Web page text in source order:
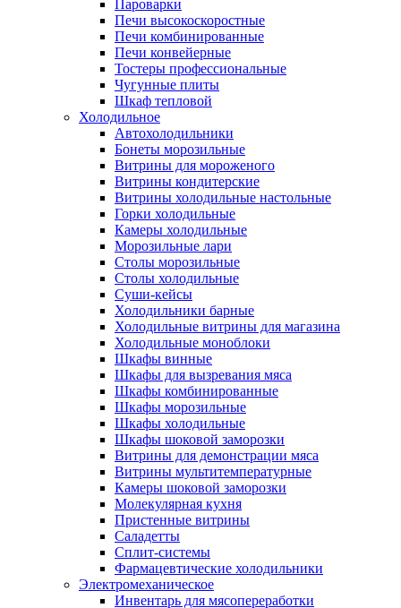
Пароварки
Печи высокоскоростные
Печи комбинированные
Печи конвейерные
Тостеры профессиональные
Чугунные плиты
Шкаф тепловой
Холодильное
Автохолодильники
Бонеты морозильные
Витрины для мороженого
Витрины кондитерские
Витрины холодильные настольные
Горки холодильные
Камеры холодильные
Морозильные лари
Столы морозильные
Столы холодильные
Суши-кейсы
Холодильники барные
Холодильные витрины для магазина
Холодильные моноблоки
Шкафы винные
Шкафы для вызревания мяса
Шкафы комбинированные
Шкафы морозильные
Шкафы холодильные
Шкафы шоковой заморозки
Витрины для демонстрации мяса
Витрины мультитемпературные
Камеры шоковой заморозки
Молекулярная кухня
Пристенные витрины
Саладетты
Сплит-системы
Фармацевтические холодильники
Электромеханическое
Инвентарь для мясопереработки